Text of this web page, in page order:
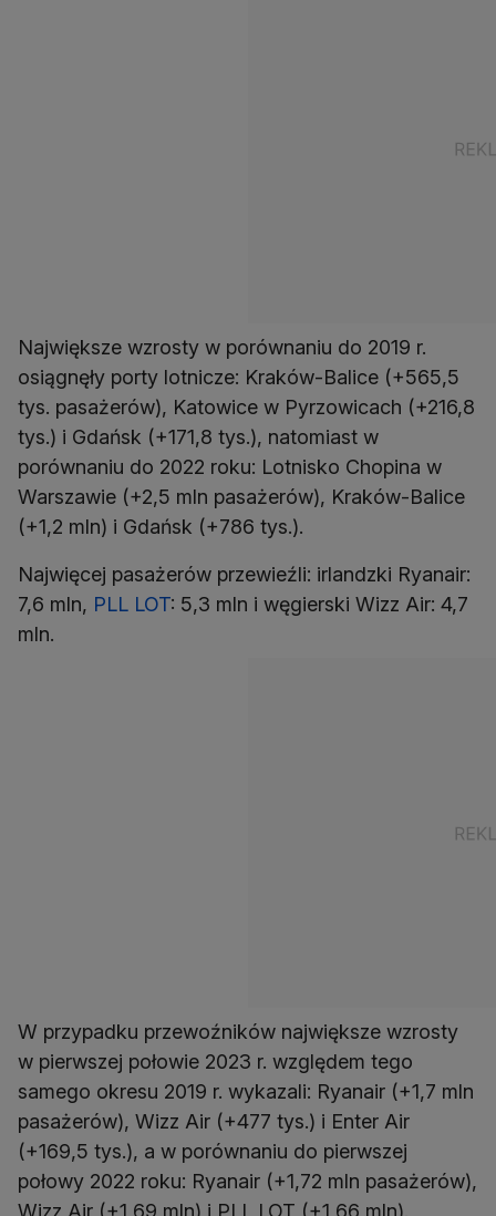
Największe wzrosty w porównaniu do 2019 r.
osiągnęły porty lotnicze: Kraków-Balice (+565,5
tys. pasażerów), Katowice w Pyrzowicach (+216,8
tys.) i Gdańsk (+171,8 tys.), natomiast w
porównaniu do 2022 roku: Lotnisko Chopina w
Warszawie (+2,5 mln pasażerów), Kraków-Balice
Najwięcej pasażerów przewieźli: irlandzki Ryanair:
7,6 mln, PLL LOT: 5,3 mln i węgierski Wizz Air: 4,7
W przypadku przewoźników największe wzrosty
w pierwszej połowie 2023 r. względem tego
samego okresu 2019 r. wykazali: Ryanair (+1,7 mln
pasażerów), Wizz Air (+477 tys.) i Enter Air
(+169,5 tys.), a w porównaniu do pierwszej
połowy 2022 roku: Ryanair (+1,72 mln pasażerów),